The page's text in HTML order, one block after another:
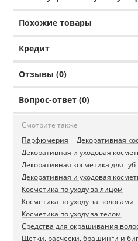
Похожие товары
Кредит
Отзывы (0)
Вопрос-ответ (0)
Смотрите также
Парфюмерия
Декоративная
Декоративная и уходовая
Декоративная косметика для губ
Декоративная и уходовая
Косметика по уходу за лицом
Косметика по уходу за волосами
Косметика по уходу за телом
Средства для окрашивания
Щетки, расчески, брашинги и